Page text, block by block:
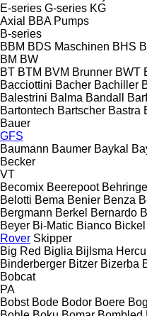
E-series G-series KG
Axial
BBA Pumps
B-series
BBM BDS Maschinen BHS
BM BW
BT BTM BVM Brunner BWT
Bacciottini Bacher Bachiller
Balestrini Balma Bandall
Bartontech Bartscher Bastra
Bauer
GFS
Baumann Baumer Baykal
Becker
VT
Becomix Beerepoot
Belotti Bema Benier Benza
Bergmann Berkel Bernardo
Beyer Bi-Matic Bianco Bickel
Rover Skipper
Big Red Biglia Bijlsma
Binderberger Bitzer Bizerba
Bobcat
PA
Bobst Bode Bodor Boere